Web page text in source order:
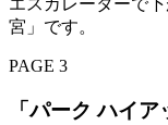
宮」です。
PAGE 3
「パーク ハイ